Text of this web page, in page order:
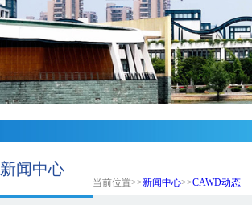
新闻中心
当前位置>>新闻中心>>CAWD动态